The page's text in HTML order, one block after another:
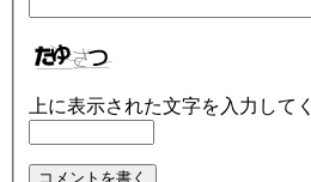
上に表示された文字を入力して